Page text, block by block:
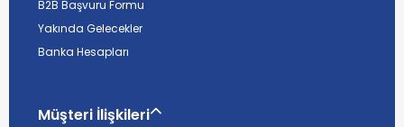
B2B Başvuru Formu
Yakında Gelecekler
Banka Hesapları
Müşteri İlişkileri